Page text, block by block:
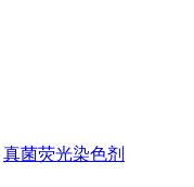
真菌荧光染色剂